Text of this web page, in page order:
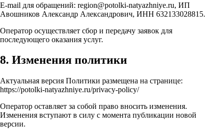
E-mail для обращений: region@potolki-natyazhniye.ru, ИП
Авошников Александр Александрович, ИНН 632133028815.
Оператор осуществляет сбор и передачу заявок для
последующего оказания услуг.
8. Изменения политики
Актуальная версия Политики размещена на странице:
https://potolki-natyazhniye.ru/privacy-policy/
Оператор оставляет за собой право вносить изменения.
Изменения вступают в силу с момента публикации новой
версии.